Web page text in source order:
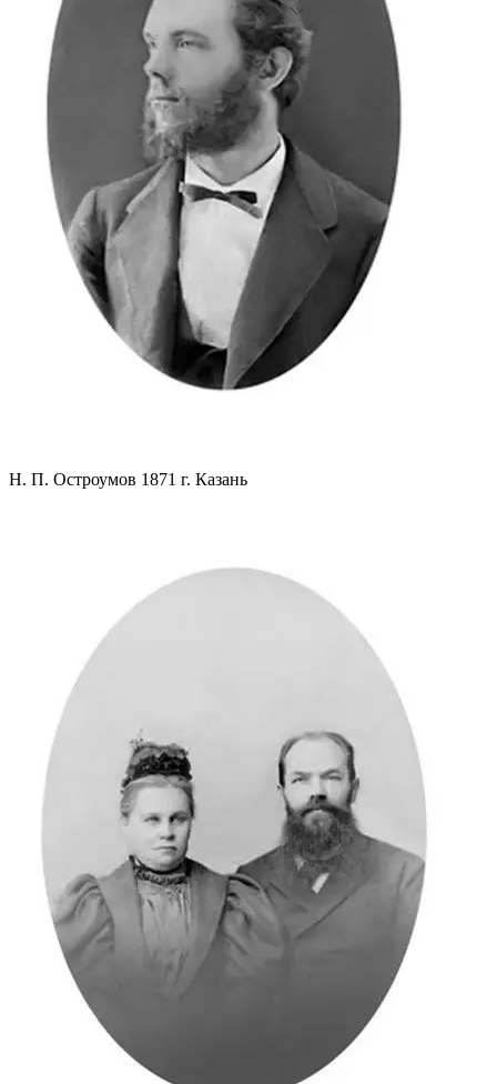
Н. П. Остроумов 1871 г. Казань